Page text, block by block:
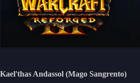
Kael'thas Andassol (Mago Sangrento)